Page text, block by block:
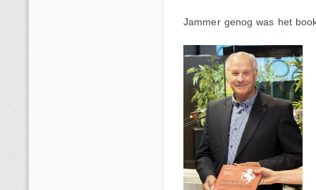
Jammer genog was het